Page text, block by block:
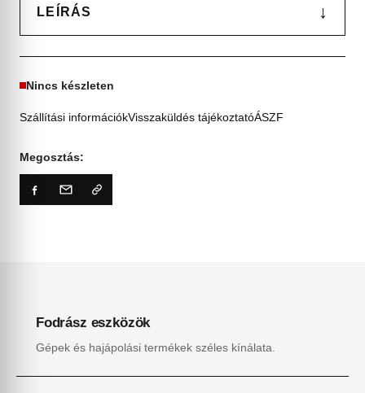
LEÍRÁS ↓
Nincs készleten
Szállítási információkVisszaküldés tájékoztatóÁSZF
Megosztás:
Fodrász eszközök
Gépek és hajápolási termékek széles kínálata.